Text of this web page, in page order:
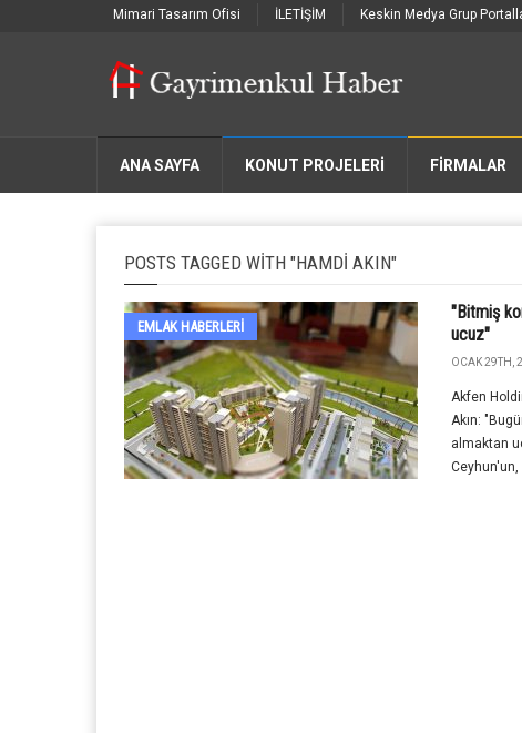
Mimari Tasarım Ofisi İLETİŞİM Keskin Medya Grup
ANA SAYFA KONUT PROJELERİ FIRMALAR
POSTS TAGGED WITH "HAMDI AKIN"
EMLAK HABERLERI
"Bitmiş
ucuz"
OCAK 29TH,
Akfen
Akın:
almaktan